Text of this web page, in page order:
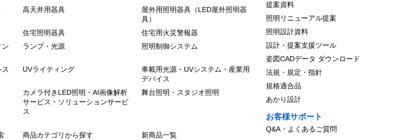
高天井用器具
屋外用照明器具（LED屋外照明器
具）
住宅照明器具
住宅用火災警報器
ン
ランプ・光源 照明制御システム
UVライティング
車載用光源・UVシステム・産業用
デバイス
カメラ付きLED照明・AI画像解析
サービス・ソリューションサービ
ス
舞台照明・スタジオ照明
商品カテゴリから探す 新商品一覧
提案資料
照明リニューアル提案
照明設計資料
設計・提案支援ツール
姿図CADデータ ダウンロード
法規・規定・指針
規格適合品
あかり設計
お客様サポート
Q&A・よくあるご質問